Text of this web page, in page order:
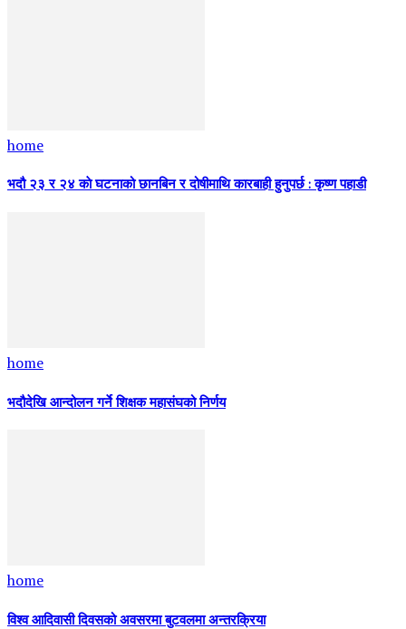
home
भदौ २३ र २४ काे घटनाको छानबिन र दोषीमाथि कारबाही हुनुपर्छ : कृष्ण पहाडी
home
भदौदेखि आन्दोलन गर्ने शिक्षक महासंघको निर्णय
home
विश्व आदिवासी दिवसको अवसरमा बुटवलमा अन्तरक्रिया